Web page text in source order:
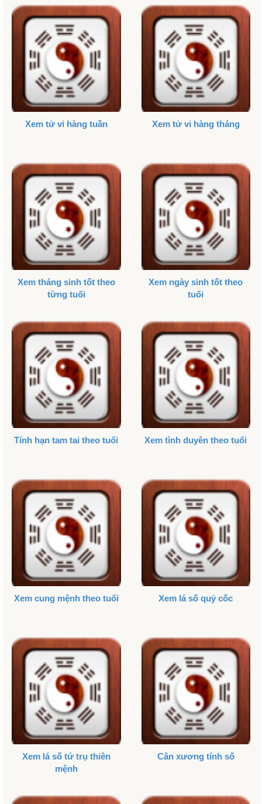
Xem tử vi hàng tuần Xem tử vi hàng tháng
Xem tháng sinh tốt theo
từng tuổi
Xem ngày sinh tốt theo
tuổi
Tính hạn tam tai theo tuổi Xem tình duyên theo tuổi
Xem cung mệnh theo tuổi Xem lá số quỷ cốc
Xem lá số tứ trụ thiên
mệnh
Cân xương tính số